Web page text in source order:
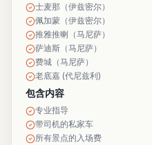
士麦那（伊兹密尔）
佩加蒙（伊兹密尔）
推雅推喇（马尼萨）
萨迪斯（马尼萨）
费城（马尼萨）
老底嘉 (代尼兹利)
包含内容
专业指导
带司机的私家车
所有景点的入场费